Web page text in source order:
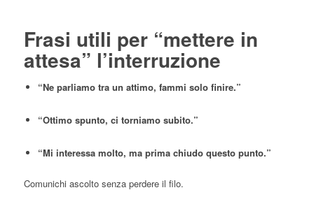
Frasi utili per “mettere in
attesa” l’interruzione
“Ne parliamo tra un attimo, fammi solo finire.”
“Ottimo spunto, ci torniamo subito.”
“Mi interessa molto, ma prima chiudo questo punto.”
Comunichi ascolto senza perdere il filo.